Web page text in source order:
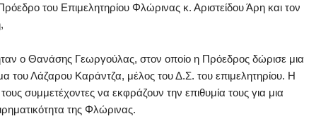
του Επιμελητηρίου Φλώρινας κ. Αριστείδου Άρη και τον
ο Θανάσης Γεωργούλας, στον οποίο η Πρόεδρος δώρισε μια
του Λάζαρου Καράντζα, μέλος του Δ.Σ. του επιμελητηρίου. Η
συμμετέχοντες να εκφράζουν την επιθυμία τους για μια
της Φλώρινας.